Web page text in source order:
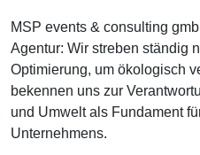
MSP events & consulting
Agentur: Wir streben ständig
Optimierung, um ökologisch
bekennen uns zur
und Umwelt als Fundament
Unternehmens.